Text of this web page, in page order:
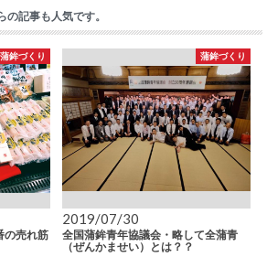
の記事も人気です。
蒲鉾づくり
の売れ筋
蒲鉾づくり
2019/07/30
全国蒲鉾青年協議会・略して全蒲青
（ぜんかませい）とは？？